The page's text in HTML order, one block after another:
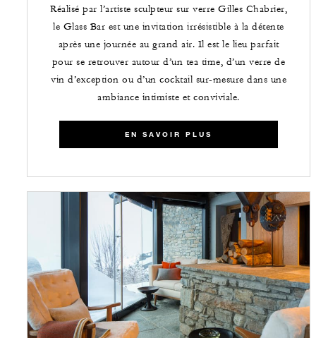
Réalisé par l’artiste sculpteur sur verre Gilles Chabrier,
le Glass Bar est une invitation irrésistible à la détente
après une journée au grand air. Il est le lieu parfait
pour se retrouver autour d’un tea time, d’un verre de
vin d’exception ou d’un cocktail sur-mesure dans une
ambiance intimiste et conviviale.
EN SAVOIR PLUS